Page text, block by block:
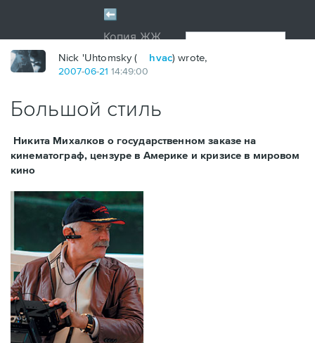
Nick 'Uhtomsky ( hvac) wrote,
2007-06-21 14:49:00
Большой стиль
Никита Михалков о государственном заказе на
кинематограф, цензуре в Америке и кризисе в мировом
кино